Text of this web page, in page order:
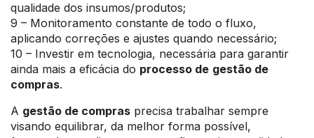
qualidade dos insumos/produtos;
9 – Monitoramento constante de todo o fluxo,
aplicando correções e ajustes quando necessário;
10 – Investir em tecnologia, necessária para garantir
ainda mais a eficácia do processo de gestão de
compras.
A gestão de compras precisa trabalhar sempre
visando equilibrar, da melhor forma possível,